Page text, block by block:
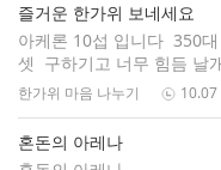
즐거운 한가위 보네세요
아케론 10섭 입니다 350
셋 구하기고 너무 힘듬 날
한가위 마음 나누기 10.07
혼돈의 아레나